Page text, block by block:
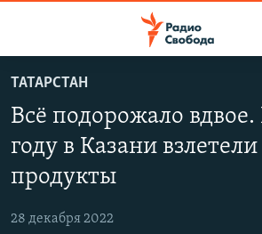
упрощенного
доступа
основному
Вернутся
ПОДКАСТЫ
АВТОРСКИЕ ПРОЕКТЫ
ЦИТАТЫ СВОБОДЫ
МНЕНИЯ
ТАТАРСТАН
Всё подорожало вдвое.
году в Казани
продукты
28 декабря 2022